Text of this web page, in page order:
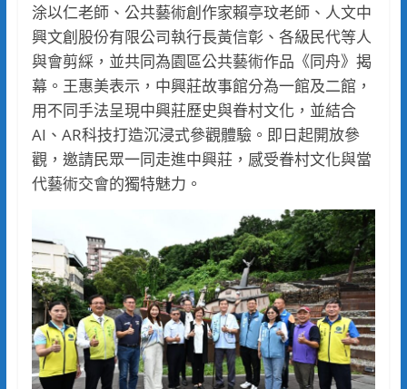
涂以仁老師、公共藝術創作家賴亭玟老師、人文中
興文創股份有限公司執行長黃信彰、各級民代等人
與會剪綵，並共同為園區公共藝術作品《同舟》揭
幕。王惠美表示，中興莊故事館分為一館及二館，
用不同手法呈現中興莊歷史與眷村文化，並結合
AI、AR科技打造沉浸式參觀體驗。即日起開放參
觀，邀請民眾一同走進中興莊，感受眷村文化與當
代藝術交會的獨特魅力。